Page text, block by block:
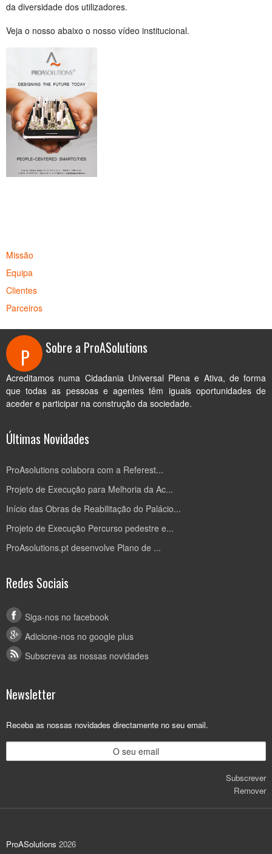
da diversidade dos utilizadores.
Veja o nosso abaixo o nosso vídeo institucional.
Missão
Equipa
Clientes
Parceiros
P Sobre a ProASolutions
Acreditamos numa Cidadania Universal Plena e Ativa, de forma
que todas as pessoas e agentes têm iguais oportunidades de
aceder e participar na construção da sociedade.
Últimas Novidades
ProAsolutions colabora com a Referest...
Projeto de Execução para Melhoria da Ac...
Início das Obras de Reabilitação do Palácio...
Projeto de Execução Percurso pedestre e...
ProAsolutions.pt desenvolve Plano de ...
Redes Sociais
Siga-nos no facebook
Adicione-nos no google plus
Subscreva as nossas novidades
Newsletter
Receba as nossas novidades directamente no seu email.
Subscrever
Remover
ProASolutions 2026